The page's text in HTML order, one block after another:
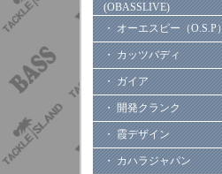
(OBASSLIVE)
・ オーエスピー（O.S.P）
・ カッツバディ
・ ガイア
・ 開発クランク
・ 霞デザイン
・ カハラジャパン